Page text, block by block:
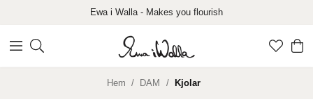
Ewa i Walla - Makes you flourish
Hem DAM Kjolar